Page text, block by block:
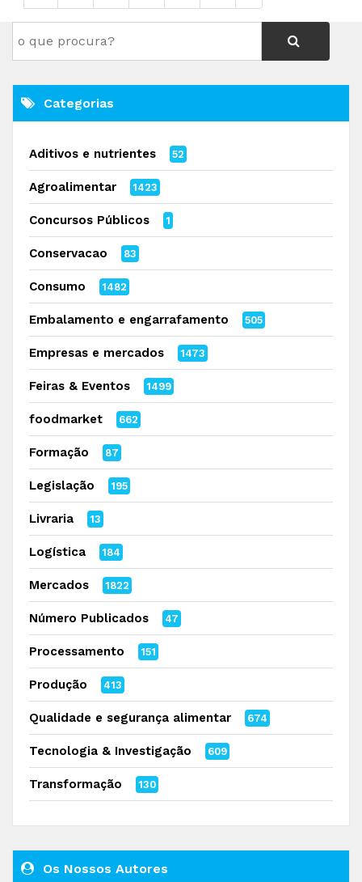
Categorias
Aditivos e nutrientes 52
Agroalimentar 1423
Concursos Públicos 1
Conservacao 83
Consumo 1482
Embalamento e engarrafamento 505
Empresas e mercados 1473
Feiras & Eventos 1499
foodmarket 662
Formação 87
Legislação 195
Livraria 13
Logística 184
Mercados 1822
Número Publicados 47
Processamento 151
Produção 413
Qualidade e segurança alimentar 674
Tecnologia & Investigação 609
Transformação 130
Os Nossos Autores